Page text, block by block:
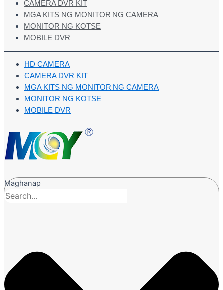
CAMERA DVR KIT
MGA KITS NG MONITOR NG CAMERA
MONITOR NG KOTSE
MOBILE DVR
HD CAMERA
CAMERA DVR KIT
MGA KITS NG MONITOR NG CAMERA
MONITOR NG KOTSE
MOBILE DVR
Maghanap